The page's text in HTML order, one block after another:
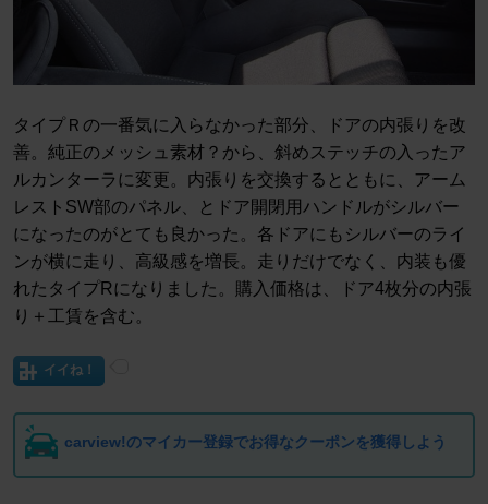
タイプＲの一番気に入らなかった部分、ドアの内張りを改
善。純正のメッシュ素材？から、斜めステッチの入ったア
ルカンターラに変更。内張りを交換するとともに、アーム
レストSW部のパネル、とドア開閉用ハンドルがシルバー
になったのがとても良かった。各ドアにもシルバーのライ
ンが横に走り、高級感を増長。走りだけでなく、内装も優
れたタイプRになりました。購入価格は、ドア4枚分の内張
り＋工賃を含む。
イイね！
carview!のマイカー登録でお得なクーポンを獲得しよう